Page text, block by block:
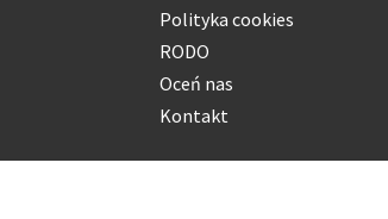
Polityka cookies
RODO
Oceń nas
Kontakt